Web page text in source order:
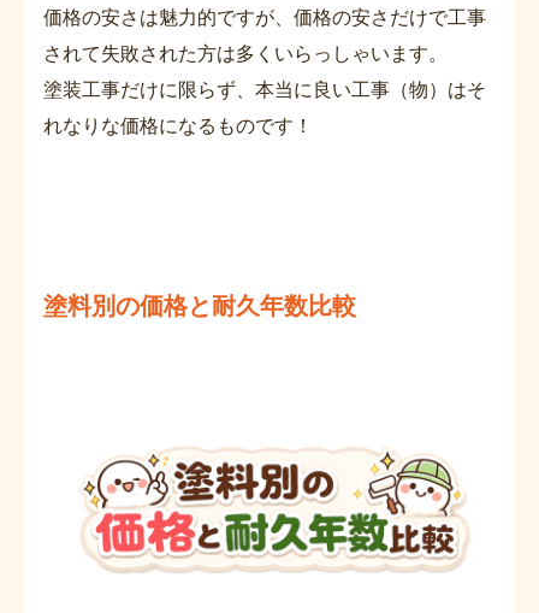
価格の安さは魅力的ですが、価格の安さだけで工事
されて失敗された方は多くいらっしゃいます。
塗装工事だけに限らず、本当に良い工事（物）はそ
れなりな価格になるものです！
塗料別の価格と耐久年数比較